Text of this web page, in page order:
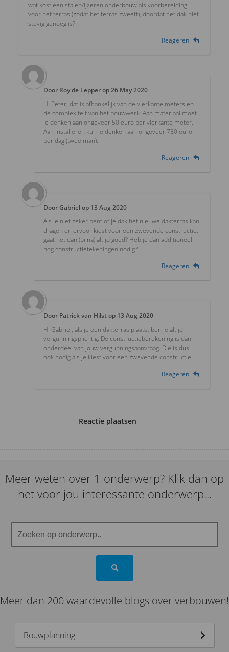
wat kost een stalen/ijzeren onderbouw als voorbereiding
voor het terras (zodat het terras zweeft), doordat het dak niet
stevig genoeg is?
Reageren
Door Roy de Lepperop26 May 2020
Hi Peter, dat is afhankelijk van de vierkante meters en
de complexiteit van het bouwwerk. Aan materiaal moet
je denken aan ongeveer 50 euro per vierkante meter.
Aan installeren kun je denken aan ongeveer 750 euro
per dag (twee man).
Reageren
DoorGabrielop 13 Aug 2020
Als je niet zeker bent of je dak het nieuwe dakterras kan
dragen en ervoor kiest voor een zwevende constructie,
gaat het dan (bijna) altijd goed? Heb je dan additioneel
nog constructietekeningen nodig?
Reageren
Door Patrick van Hilstop 13 Aug 2020
Hi Gabriel, als je een dakterras plaatst ben je altijd
vergunningsplichtig. De constructieberekening is dan
onderdeel van jouw vergunningsaanvraag. Die is dus
ook nodig als je kiest voor een zwevende constructie.
Reageren
Reactie plaatsen
Meer weten over 1 onderwerp? Klik dan op
het voor jou interessante onderwerp...
Meer dan 200 waardevolle blogs over verbouwen!
Bouwplanning